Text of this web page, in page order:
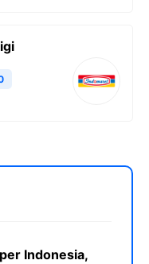
Indonesia,